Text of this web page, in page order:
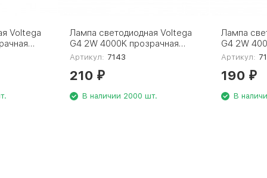
Voltega
Лампа светодиодная Voltega
G4 2W 4000K прозрачная
VG9-K1G4cold2W-12 7143
Артикул: 7143
210₽
В наличии 2000 шт.
Лампа
G4 2W
VG9-
Артикул:
190 ₽
В